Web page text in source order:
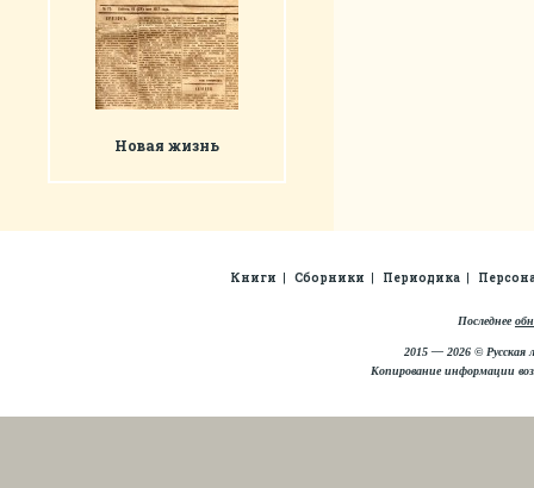
Новая жизнь
Книги Сборники Периодика
Последнее
2015 — 2026 © Русская
Копирование информации